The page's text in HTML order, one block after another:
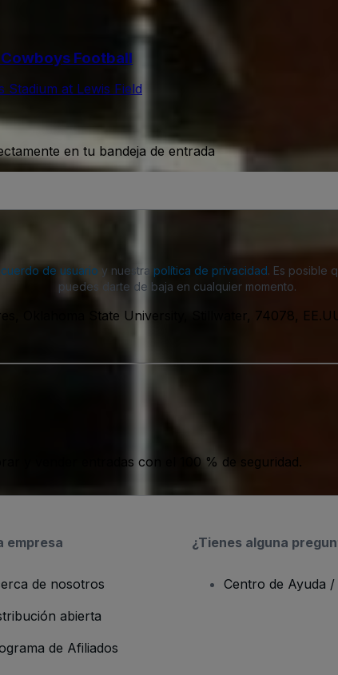
Football
Stadium at Lewis Field
en tu bandeja de entrada
de usuario y nuestra política de privacidad. Es posible
puedes darte de baja en cualquier momento.
Oklahoma State University, Stillwater, 74078,
y vender entradas con el 100 % de seguridad.
empresa
de nosotros
abierta
de Afiliados
¿Tienes alguna
Centro de Ayuda